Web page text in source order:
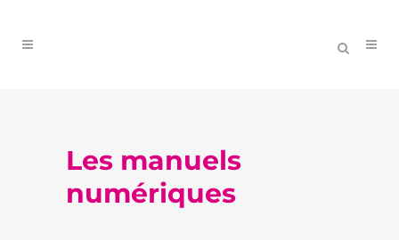
Les manuels
numériques